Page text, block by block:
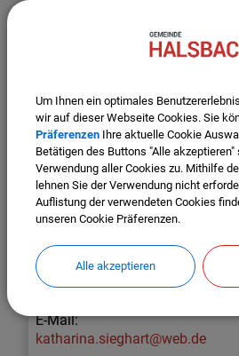
Johannes
johannes@kfz-obermaier.de
08623 223
Pfaffinger,Wolfgang
pfaffinger.woife@gmx.de
Sieghart,Katharina
katharina.sieghart@web.de
Um Ihnen ein optimales
wir auf dieser Webseite Cookies. Sie
Präferenzen Ihre aktuelle Cookie
Betätigen des Buttons "Alle
Verwendung aller Cookies zu. Mithilfe
lehnen Sie der Verwendung nicht
Auflistung der verwendeten Cookies
unseren Cookie Präferenzen.
Alle akzeptieren